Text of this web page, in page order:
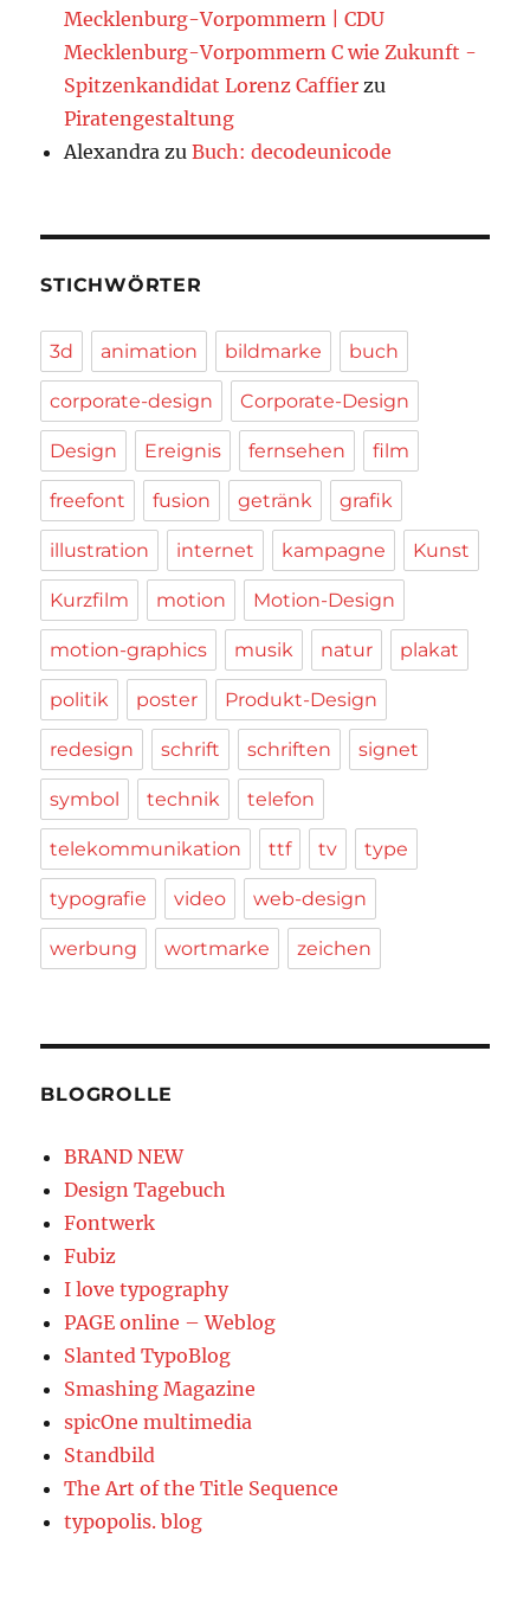
Mecklenburg-Vorpommern | CDU
Mecklenburg-Vorpommern C wie Zukunft -
Spitzenkandidat Lorenz Caffier zu
Piratengestaltung
Alexandra zuBuch: decodeunicode
STICHWÖRTER
3d animation bildmarke buch
corporate-design Corporate-Design
Design Ereignis fernsehen film
freefont fusion getränk grafik
illustration internet kampagne Kunst
Kurzfilm motion Motion-Design
motion-graphics musik natur plakat
politik poster Produkt-Design
redesign schrift schriften signet
symbol technik telefon
telekommunikation ttf tv type
typografie video web-design
werbung wortmarke zeichen
BLOGROLLE
BRAND NEW
Design Tagebuch
Fontwerk
Fubiz
I love typography
PAGE online – Weblog
Slanted TypoBlog
Smashing Magazine
spicOne multimedia
Standbild
The Art of the Title Sequence
typopolis. blog